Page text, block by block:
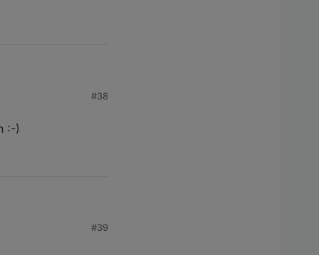
#38
:-)
#39